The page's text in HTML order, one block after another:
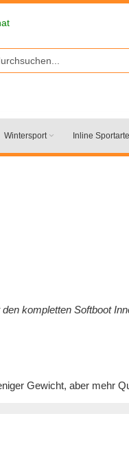
Wintersport Inline
kompletten Softboot
Gewicht, aber mehr